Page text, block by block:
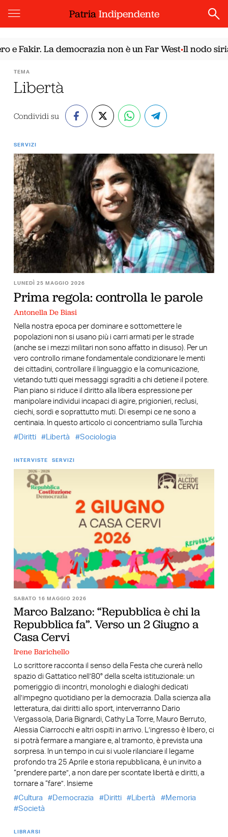
PatriaIndipendente
La democrazia non è un Far West•Il nodo siriano.
TEMA
Libertà
Condividi su
SERVIZI
LUNEDÌ 25 MAGGIO 2026
Prima regola: controlla le parole
Antonella De Biasi
Nella nostra epoca per dominare e sottomettere le
popolazioni non si usano più i carri armati per le strade
(anche se i mezzi militari non sono affatto in disuso). Per un
vero controllo rimane fondamentale condizionare le menti
dei cittadini, controllare il linguaggio e la comunicazione,
vietando tutti quei messaggi sgraditi a chi detiene il potere.
Pian piano si riduce il diritto alla libera espressione per
manipolare individui incapaci di agire, prigionieri, reclusi,
ciechi, sordi e soprattutto muti. Di esempi ce ne sono a
centinaia. In questo articolo ci concentriamo sulla Turchia
Diritti
Libertà Sociologia
INTERVISTE SERVIZI
SABATO 16 MAGGIO 2026
Marco Balzano: “Repubblica è chi la
Repubblica fa”. Verso un 2 Giugno a
Casa Cervi
Irene Barichello
Lo scrittore racconta il senso della Festa che curerà nello
spazio di Gattatico nell’80° della scelta istituzionale: un
pomeriggio di incontri, monologhi e dialoghi dedicati
all’impegno quotidiano per la democrazia. Dalla scienza alla
letteratura, dai diritti allo sport, interverranno Dario
Vergassola, Daria Bignardi, Cathy La Torre, Mauro Berruto,
Alessia Ciarrocchi e altri ospiti in arrivo. L’ingresso è libero, ci
si potrà fermare a mangiare e, al tramonto, è prevista una
sorpresa. In un tempo in cui si vuole rilanciare il legame
profondo tra 25 Aprile e storia repubblicana, è un invito a
“prendere parte”, a non dare per scontate libertà e diritti, a
tornare a “fare”. Insieme
Cultura
Democrazia Diritti Libertà
Memoria
Società
LIBRARSI